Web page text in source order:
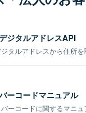
ジタルアドレスAPI
タルアドレスから住所を
ーコードマニュアル
ーコードに関するマニュ